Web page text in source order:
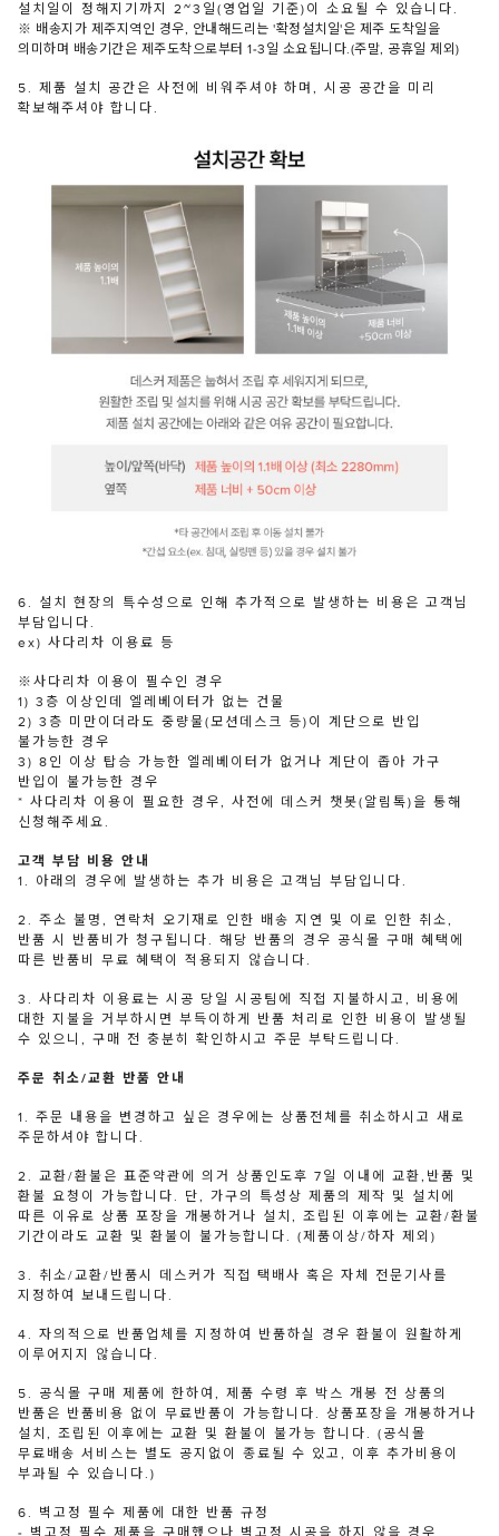
설치일이 정해지기까지 2~3일(영업일 기준)이 소요될 수 있습니다.
※ 배송지가 제주지역인 경우, 안내해드리는 '확정설치일'은 제주 도착일을
의미하며 배송기간은 제주도착으로부터 1-3일 소요됩니다.(주말, 공휴일 제외)
5. 제품 설치 공간은 사전에 비워주셔야 하며, 시공 공간을 미리
확보해주셔야 합니다.
6. 설치 현장의 특수성으로 인해 추가적으로 발생하는 비용은 고객님
부담입니다.
ex) 사다리차 이용료 등
※사다리차 이용이 필수인 경우
1) 3층 이상인데 엘레베이터가 없는 건물
2) 3층 미만이더라도 중량물(모션데스크 등)이 계단으로 반입
불가능한 경우
3) 8인 이상 탑승 가능한 엘레베이터가 없거나 계단이 좁아 가구
반입이 불가능한 경우
* 사다리차 이용이 필요한 경우, 사전에 데스커 챗봇(알림톡)을 통해
신청해주세요.
고객 부담 비용 안내
1. 아래의 경우에 발생하는 추가 비용은 고객님 부담입니다.
2. 주소 불명, 연락처 오기재로 인한 배송 지연 및 이로 인한 취소,
반품 시 반품비가 청구됩니다. 해당 반품의 경우 공식몰 구매 혜택에
따른 반품비 무료 혜택이 적용되지 않습니다.
3. 사다리차 이용료는 시공 당일 시공팀에 직접 지불하시고, 비용에
대한 지불을 거부하시면 부득이하게 반품 처리로 인한 비용이 발생될
수 있으니, 구매 전 충분히 확인하시고 주문 부탁드립니다.
주문 취소/교환 반품 안내
1. 주문 내용을 변경하고 싶은 경우에는 상품전체를 취소하시고 새로
주문하셔야 합니다.
2. 교환/환불은 표준약관에 의거 상품인도후 7일 이내에 교환,반품 및
환불 요청이 가능합니다. 단, 가구의 특성상 제품의 제작 및 설치에
따른 이유로 상품 포장을 개봉하거나 설치, 조립된 이후에는 교환/환불
기간이라도 교환 및 환불이 불가능합니다. (제품이상/하자 제외)
3. 취소/교환/반품시 데스커가 직접 택배사 혹은 자체 전문기사를
지정하여 보내드립니다.
4. 자의적으로 반품업체를 지정하여 반품하실 경우 환불이 원활하게
이루어지지 않습니다.
5. 공식몰 구매 제품에 한하여, 제품 수령 후 박스 개봉 전 상품의
반품은 반품비용 없이 무료반품이 가능합니다. 상품포장을 개봉하거나
설치, 조립된 이후에는 교환 및 환불이 불가능 합니다. (공식몰
무료배송 서비스는 별도 공지없이 종료될 수 있고, 이후 추가비용이
부과될 수 있습니다.)
6. 벽고정 필수 제품에 대한 반품 규정